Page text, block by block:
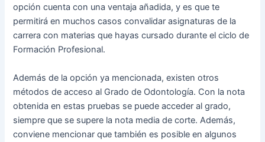
opción cuenta con una ventaja añadida, y es que te
permitirá en muchos casos convalidar asignaturas de la
carrera con materias que hayas cursado durante el ciclo de
Formación Profesional.
Además de la opción ya mencionada, existen otros
métodos de acceso al Grado de Odontología. Con la nota
obtenida en estas pruebas se puede acceder al grado,
siempre que se supere la nota media de corte. Además,
conviene mencionar que también es posible en algunos